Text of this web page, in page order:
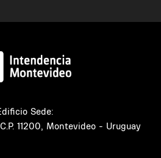
Sede:
11200, Montevideo - Uruguay